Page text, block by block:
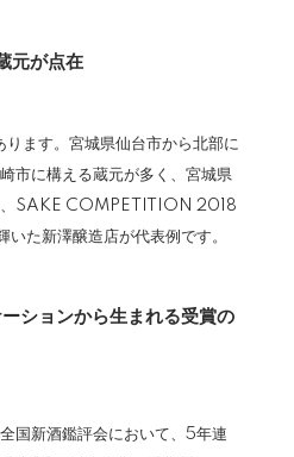
元が点在
ます。宮城県仙台市から北部に
市に構える蔵元が多く、宮城県
、SAKE COMPETITION 2018
た新澤醸造店が代表例です。
ションから生まれる受賞の
国新酒鑑評会において、5年連